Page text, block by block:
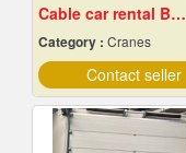
Cable car rental Bangkok
Category : Cranes
Contact seller